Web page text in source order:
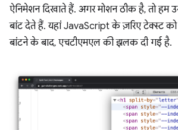
ऐनिमेशन दिखाते हैं. अगर मोशन ठीक है, तो हम
बांट देते हैं. यहां JavaScript के ज़रिए टेक्स्ट
बांटने के बाद, एचटीएमएल की झलक दी गई है.